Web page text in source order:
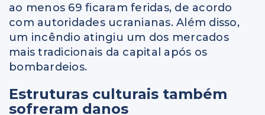
ao menos 69 ficaram feridas, de acordo
com autoridades ucranianas. Além disso,
um incêndio atingiu um dos mercados
mais tradicionais da capital após os
bombardeios.
Estruturas culturais também
sofreram danos